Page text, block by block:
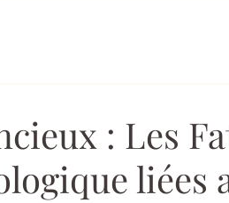
: Les
liées